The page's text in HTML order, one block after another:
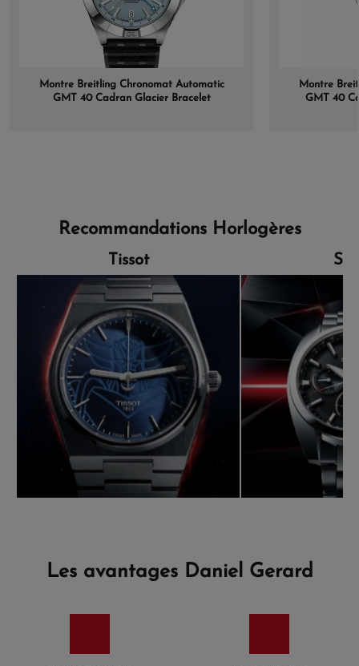
Montre Breitling Chronomat Automatic
GMT 40 Cadran Glacier Bracelet
Montre
GMT 40
Recommandations Horlogères
Tissot
Les avantages Daniel Gerard